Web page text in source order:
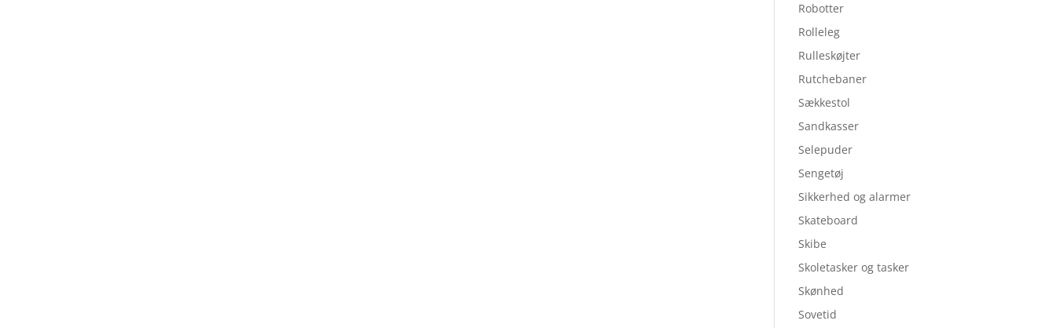
Robotter
Rolleleg
Rulleskøjter
Rutchebaner
Sækkestol
Sandkasser
Selepuder
Sengetøj
Sikkerhed og alarmer
Skateboard
Skibe
Skoletasker og tasker
Skønhed
Sovetid